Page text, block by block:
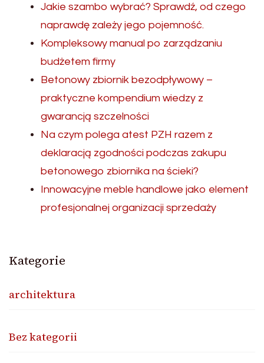
Jakie szambo wybrać? Sprawdź, od czego
naprawdę zależy jego pojemność.
Kompleksowy manual po zarządzaniu
budżetem firmy
Betonowy zbiornik bezodpływowy –
praktyczne kompendium wiedzy z
gwarancją szczelności
Na czym polega atest PZH razem z
deklaracją zgodności podczas zakupu
betonowego zbiornika na ścieki?
Innowacyjne meble handlowe jako element
profesjonalnej organizacji sprzedaży
Kategorie
architektura
Bez kategorii